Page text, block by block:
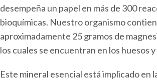
desempeña un papel en más de 300
bioquímicas. Nuestro organismo
aproximadamente 25 gramos de
los cuales se encuentran en los huesos
Este mineral esencial está implicado en